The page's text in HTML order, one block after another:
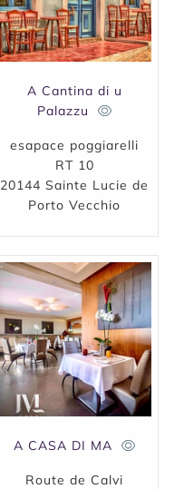
A Cantina di u
Palazzu
esapace poggiarelli
RT 10
20144 Sainte Lucie de
Porto Vecchio
A CASA DI MA
Route de Calvi